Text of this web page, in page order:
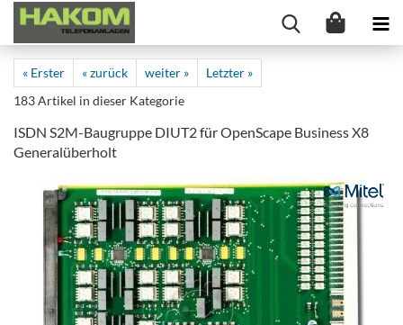
« Erster « zurück weiter »
Letzter »
183Artikel in dieser Kategorie
ISDN S2M-Baugruppe DIUT2 für OpenScape Business X8
Generalüberholt